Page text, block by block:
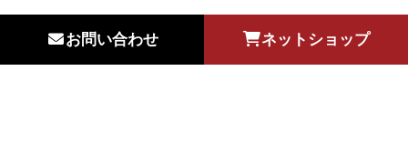
お問い合わせ ネットショップ